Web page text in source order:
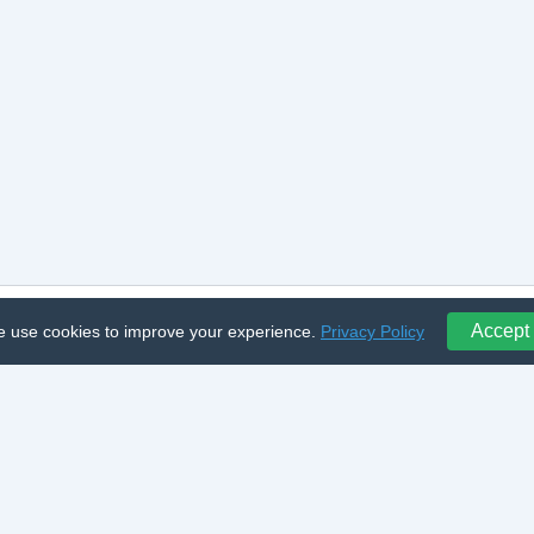
Legume și Fructe | Powered byAstra WordPress
use cookies to improve your experience. Privacy Policy Accept